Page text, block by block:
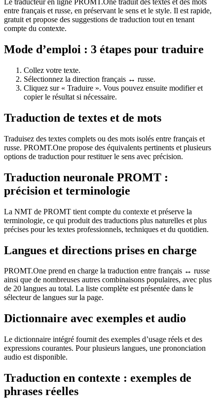
Le traducteur en ligne PROMT.One traduit des textes et des mots
entre français et russe, en préservant le sens et le style. Il est rapide,
gratuit et propose des suggestions de traduction tout en tenant
compte du contexte.
Mode d’emploi : 3 étapes pour traduire
Collez votre texte.
Sélectionnez la direction français ↔ russe.
Cliquez sur « Traduire ». Vous pouvez ensuite modifier et
copier le résultat si nécessaire.
Traduction de textes et de mots
Traduisez des textes complets ou des mots isolés entre français et
russe. PROMT.One propose des équivalents pertinents et plusieurs
options de traduction pour restituer le sens avec précision.
Traduction neuronale PROMT :
précision et terminologie
La NMT de PROMT tient compte du contexte et préserve la
terminologie, ce qui produit des traductions plus naturelles et plus
précises pour les textes professionnels, techniques et du quotidien.
Langues et directions prises en charge
PROMT.One prend en charge la traduction entre français ↔ russe
ainsi que de nombreuses autres combinaisons populaires, avec plus
de 20 langues au total. La liste complète est présentée dans le
sélecteur de langues sur la page.
Dictionnaire avec exemples et audio
Le dictionnaire intégré fournit des exemples d’usage réels et des
expressions courantes. Pour plusieurs langues, une prononciation
audio est disponible.
Traduction en contexte : exemples de
phrases réelles